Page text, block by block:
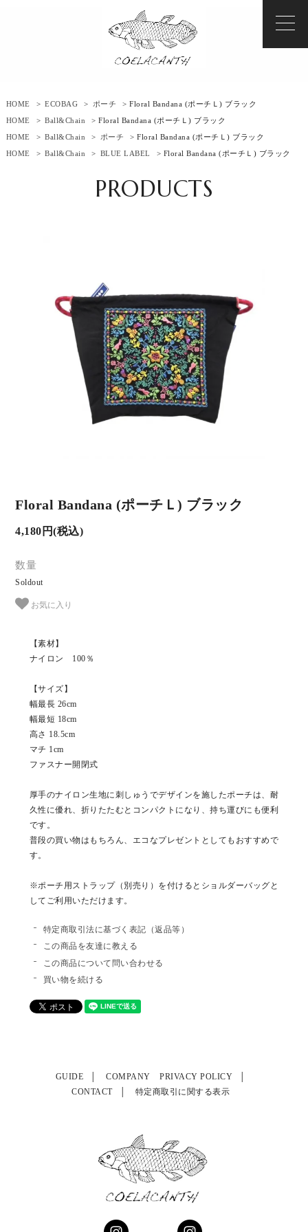
HOME > ECOBAG > ポーチ
> Floral Bandana (ポーチＬ) ブラック
HOME
> Ball&Chain
> Floral Bandana (ポーチＬ) ブラック
HOME
> Ball&Chain > ポーチ
> Floral Bandana (ポーチＬ) ブラック
HOME
> Ball&Chain > BLUE LABEL > Floral Bandana (ポーチＬ) ブラック
PRODUCTS
Floral Bandana (ポーチＬ) ブラック
4,180円(税込)
数量
Soldout
お気に入り
【素材】
ナイロン 100％
【サイズ】
幅最長 26cm
幅最短 18cm
高さ 18.5cm
マチ 1cm
ファスナー開閉式
厚手のナイロン生地に刺しゅうでデザインを施したポーチは、耐
久性に優れ、折りたたむとコンパクトになり、持ち運びにも便利
です。
普段の買い物はもちろん、エコなプレゼントとしてもおすすめで
す。
※ポーチ用ストラップ（別売り）を付けるとショルダーバッグと
してご利用いただけます。
特定商取引法に基づく表記（返品等）
この商品を友達に教える
この商品について問い合わせる
買い物を続ける
GUIDE COMPANY
PRIVACY POLICY
CONTACT
特定商取引に関する表示